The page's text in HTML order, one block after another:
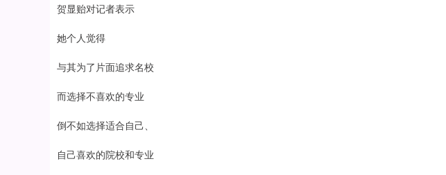
贺显贻对记者表示
她个人觉得
与其为了片面追求名校
而选择不喜欢的专业
倒不如选择适合自己、
自己喜欢的院校和专业